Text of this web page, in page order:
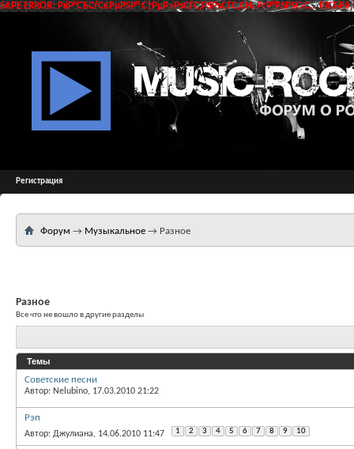
SAPE ERROR: РќР°СЂСѓС€РµРЅР° С†РµР»РѕСЃС‚РЅРѕСЃС‚СЊ РґР°РЅРЅС‹С…
Регистрация
Форум → Музыкальное → Разное
Разное
Все что не вошло в другие разделы
Темы
Советские песни
Автор: Nelubino, 17.03.2010 21:22
Рэп
Автор: Джулиана, 14.06.2010 11:47 1 2 3 4 5 6 7 8 9 10